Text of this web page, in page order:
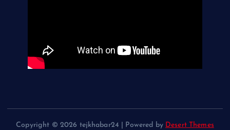
Copyright © 2026 tejkhabar24 | Powered by Desert Themes